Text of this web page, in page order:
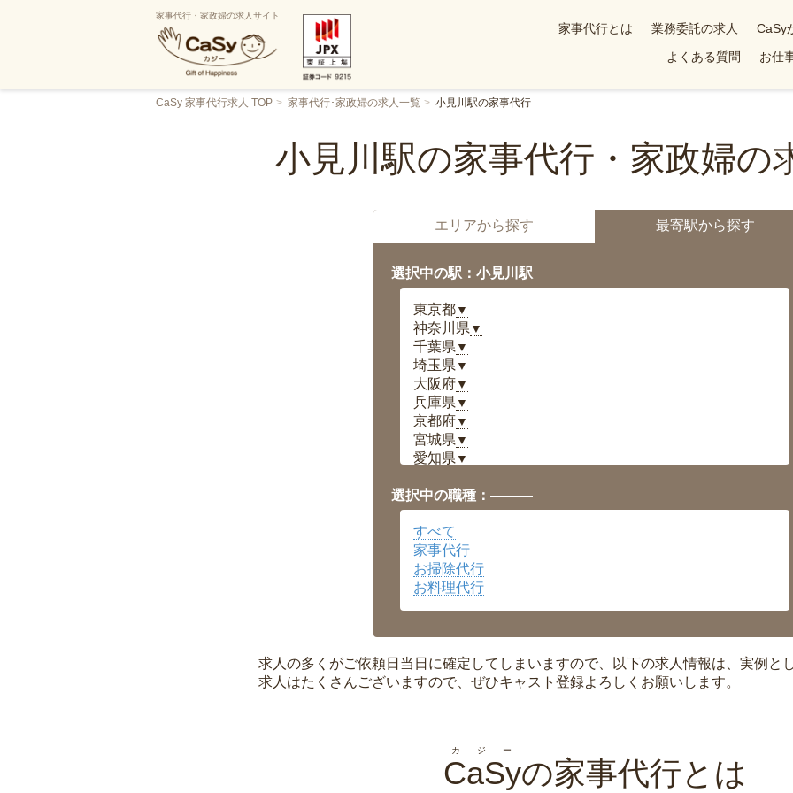
家事代行・家政婦の求人サイト
家事代行とは 業務委託の求人 CaSy
よくある質問
お仕
CaSy 家事代行求人 TOP 家事代行･家政婦の求人一覧 小見川駅の家事代行
小見川駅の家事代行・家政婦の
エリアから探す 最寄駅から探す
選択中の駅：小見川駅
東京都▼
神奈川県 ▼
千葉県 ▼
埼玉県 ▼
大阪府▼
兵庫県 ▼
京都府▼
宮城県 ▼
愛知県 ▼
岡山県▼
広島県▼
沖縄県
選択中の職種：———
すべて
家事代行
お掃除代行
お料理代行
求人の多くがご依頼日当日に確定してしまいますので、以下の求人情報は、実例と
求人はたくさんございますので、ぜひキャスト登録よろしくお願いします。
CaSy
カジー
の家事代行とは